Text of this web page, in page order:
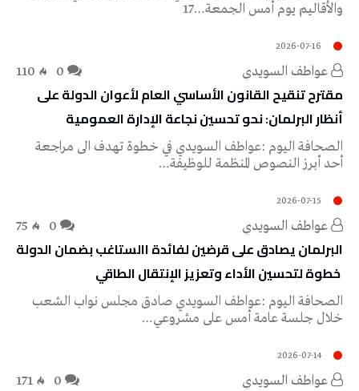
‬والأقاليم‭ ‬يوم‭ ‬أمس‭ ‬الجمعة‭ ‬17‭…
2026-07-16
عواطف‭ ‬السويدي 110
‬أنظار‭ ‬البرلمان‭:‬ نحو‭ ‬تحسين‭ ‬نجاعة‭ ‬الإدارة‭ ‬العمومية
‬أحد‭ ‬أبرز‭ ‬النصوص‭ ‬المنظمة‭ ‬للوظيفة‭…
2026-07-15
عواطف‭ ‬السويدي 75
‬ خطوة‭ ‬لتحسين‭ ‬الأداء‭ ‬وتعزيز‭ ‬الإنتقال‭ ‬الطاقي
‬خلال‭ ‬جلسة‭ ‬عامة‭ ‬أمس‭ ‬على‭ ‬مشروعي‭…
2026-07-14
عواطف‭ ‬السويدي 171